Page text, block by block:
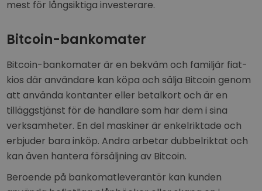
mest för långsiktiga investerare.
Bitcoin-bankomater
Bitcoin-bankomater är en bekväm och familjär fiat-
kios där användare kan köpa och sälja Bitcoin genom
att använda kontanter eller betalkort och är en
tilläggstjänst för de handlare som har dem i sina
verksamheter. En del maskiner är enkelriktade och
erbjuder bara inköp. Andra arbetar dubbelriktat och
kan även hantera försäljning av Bitcoin.
Beroende på bankomatleverantör kan kunden